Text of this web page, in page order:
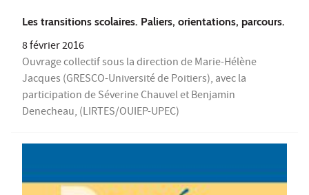
Les transitions scolaires. Paliers, orientations, parcours.
8 février 2016
Ouvrage collectif sous la direction de Marie-Hélène
Jacques (GRESCO-Université de Poitiers), avec la
participation de Séverine Chauvel et Benjamin
Denecheau, (LIRTES/OUIEP-UPEC)